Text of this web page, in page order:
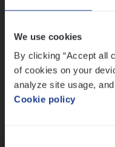
We use cookies
By clicking “Accept all
of cookies on your
analyze site usage,
Cookie policy